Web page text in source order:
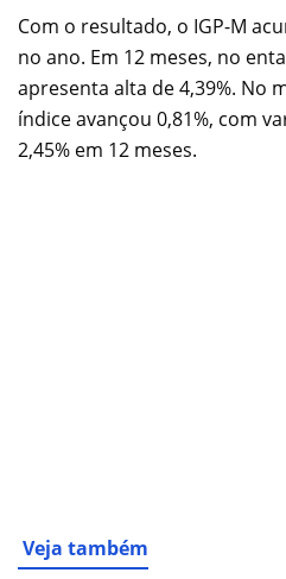
Com o resultado, o IGP-M
no ano. Em 12 meses, no
apresenta alta de 4,39%. No
índice avançou 0,81%, com
2,45% em 12 meses.
Veja também